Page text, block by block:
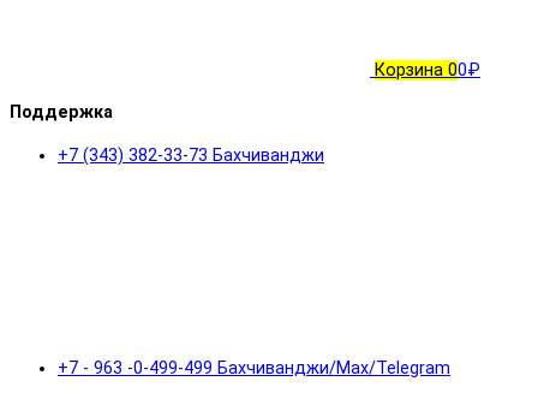
Корзина 00₽
Поддержка
+7 (343) 382-33-73 Бахчиванджи
+7 - 963 -0-499-499 Бахчиванджи/Max/Telegram